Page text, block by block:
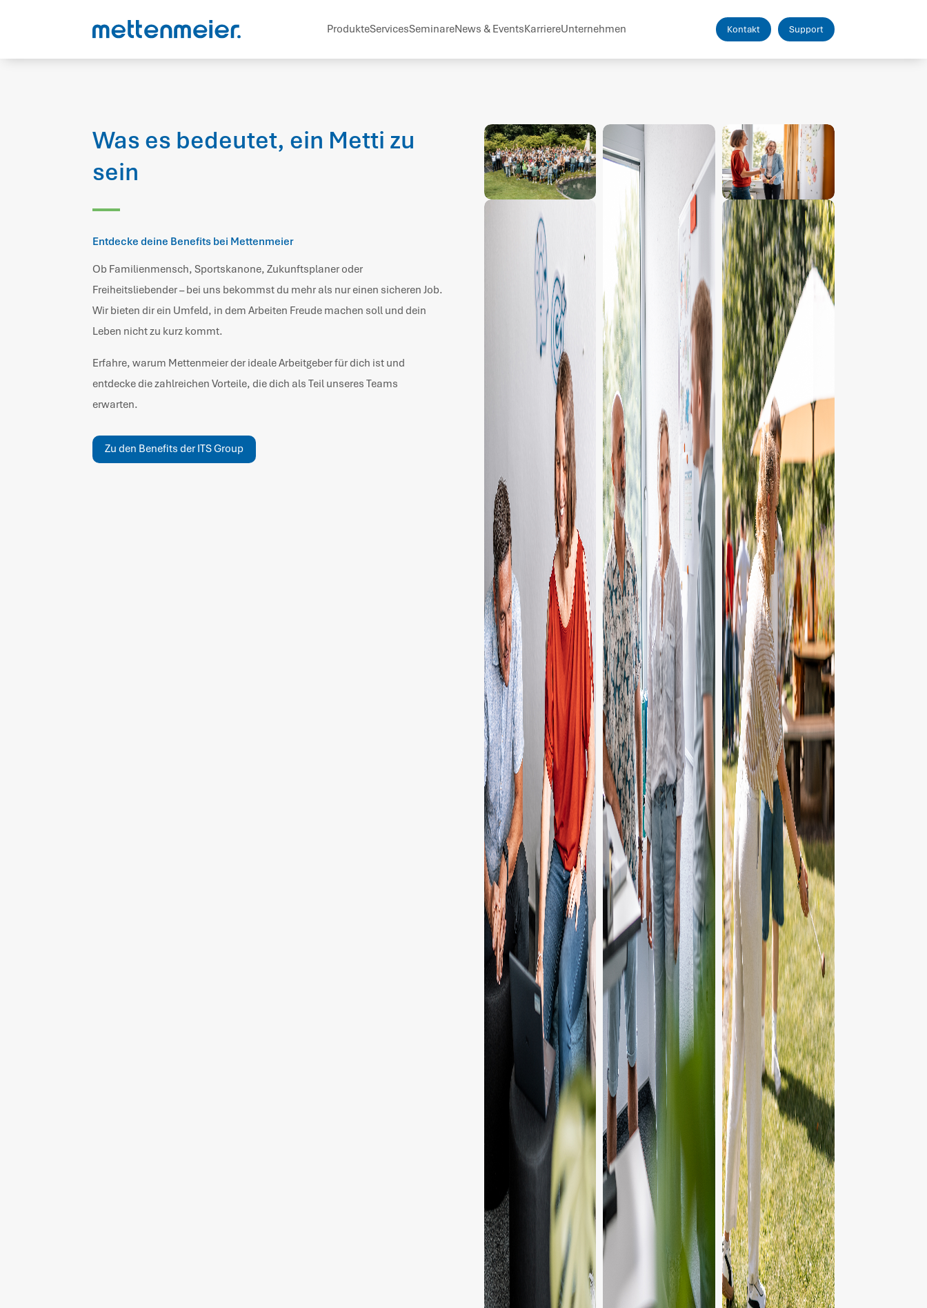
ProdukteServicesSeminareNews & EventsKarriereUnternehmen Kontakt Support
Was es bedeutet, ein Metti zu
sein
Entdecke deine Benefits bei Mettenmeier
Ob Familienmensch, Sportskanone, Zukunftsplaner oder
Freiheitsliebender – bei uns bekommst du mehr als nur einen sicheren Job.
Wir bieten dir ein Umfeld, in dem Arbeiten Freude machen soll und dein
Leben nicht zu kurz kommt.
Erfahre, warum Mettenmeier der ideale Arbeitgeber für dich ist und
entdecke die zahlreichen Vorteile, die dich als Teil unseres Teams
erwarten.
Zu den Benefits der ITS Group